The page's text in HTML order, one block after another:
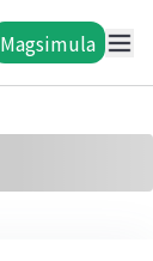
Magsimula